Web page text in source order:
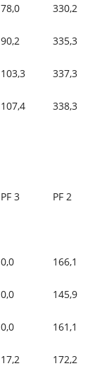
78,0 330,2
90,2 335,3
103,3 337,3
107,4 338,3
PF 3 PF 2
0,0 166,1
0,0 145,9
0,0 161,1
17,2 172,2